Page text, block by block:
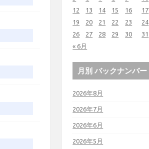
« 6月
12
13 14 15 16 17
19
20 21 22 23 24
26
27 28 29 30 31
月別 バックナンバー
2026年8月
2026年7月
2026年6月
2026年5月